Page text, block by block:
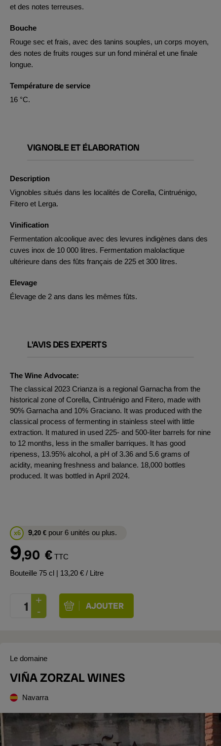
et des notes terreuses.
Bouche
Rouge sec et frais, avec des tanins souples, un corps moyen,
des notes de fruits rouges sur un fond minéral et une finale
longue.
Température de service
16 °C.
VIGNOBLE ET ÉLABORATION
Description
Vignobles situés dans les localités de Corella, Cintruénigo,
Fitero et Lerga.
Vinification
Fermentation alcoolique avec des levures indigènes dans des
cuves inox de 10 000 litres. Fermentation malolactique
ultérieure dans des fûts français de 225 et 300 litres.
Elevage
Élevage de 2 ans dans les mêmes fûts.
L'AVIS DES EXPERTS
The Wine Advocate:
The classical 2023 Crianza is a regional Garnacha from the
historical zone of Corella, Cintruénigo and Fitero, made with
90% Garnacha and 10% Graciano. It was produced with the
classical process of fermenting in stainless steel with little
extraction. It matured in used 225- and 500-liter barrels for nine
to 12 months, less in the smaller barriques. It has good
ripeness, 13.95% alcohol, a pH of 3.36 and 5.6 grams of
acidity, meaning freshness and balance. 18,000 bottles
produced. It was bottled in April 2024.
x6 9,20 € pour 6 unités ou plus.
9,90 € TTC
Bouteille 75 cl | 13,20 € / Litre
Le domaine
VIÑA ZORZAL WINES
Navarra